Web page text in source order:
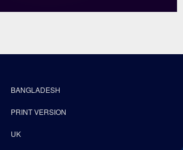
BANGLADESH
PRINT VERSION
UK